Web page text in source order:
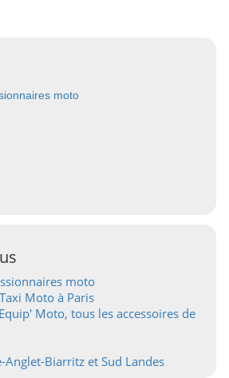
moto
moto
Moto à Paris
Moto, tous les accessoires de
Biarritz et Sud Landes